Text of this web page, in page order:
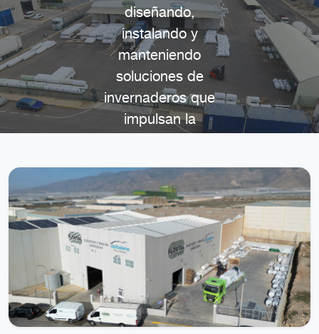
diseñando,
instalando y
manteniendo
soluciones de
invernaderos que
impulsan la
nuestros clientes.